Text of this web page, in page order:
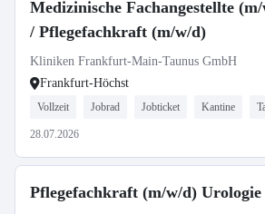
Medizinische Fachangestellte
/ Pflegefachkraft (m/w/d)
Kliniken Frankfurt-Main-Taunus GmbH
Frankfurt-Höchst
Vollzeit Jobrad Jobticket Kantine
28.07.2026
Pflegefachkraft (m/w/d) Urologie